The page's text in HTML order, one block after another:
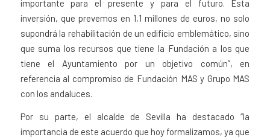
importante para el presente y para el futuro. Esta
inversión, que prevemos en 1,1 millones de euros, no solo
supondrá la rehabilitación de un edificio emblemático, sino
que suma los recursos que tiene la Fundación a los que
tiene el Ayuntamiento por un objetivo común”, en
referencia al compromiso de Fundación MAS y Grupo MAS
con los andaluces.
Por su parte, el alcalde de Sevilla ha destacado “la
importancia de este acuerdo que hoy formalizamos, ya que